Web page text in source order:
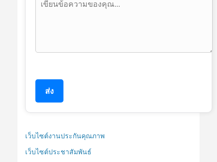
ส่ง
เว็บไซต์งานประกันคุณภาพ
เว็บไซต์ประชาสัมพันธ์